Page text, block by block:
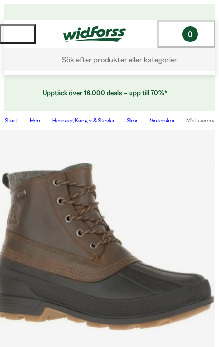
Sök efter produkter eller kategorier
0
Upptäck över 16.000 deals – upp till 70%*
Start Herr Herrskor, Kängor & Stövlar Skor Vinterskor M's